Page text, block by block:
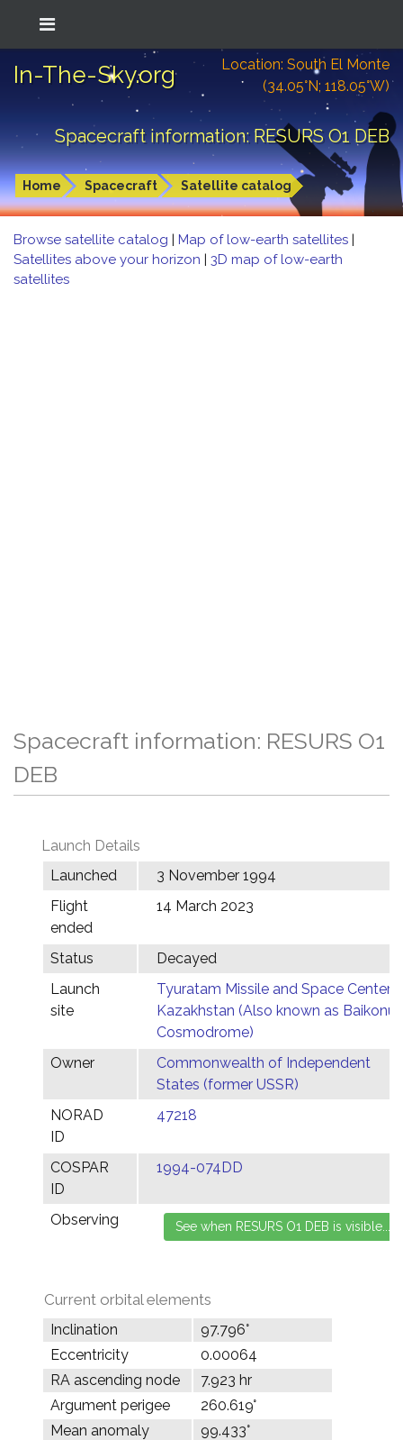
In-The-Sky.org
Location: South El Monte
(34.05°N; 118.05°W)
Spacecraft information: RESURS O1 DEB
Home Spacecraft Satellite catalog
Browse satellite catalog | Map of low-earth satellites |
Satellites above your horizon | 3D map of low-earth
satellites
Spacecraft information: RESURS O1
DEB
Launch Details
Launched
3 November 1994
Flight
ended
14 March 2023
Status
Decayed
Launch
site
Tyuratam Missile and Space Center,
Kazakhstan (Also known as Baikonur
Cosmodrome)
Owner
Commonwealth of Independent
States (former USSR)
NORAD
ID
47218
COSPAR
ID
1994-074DD
Observing
Current orbital elements
Inclination
97.796°
Eccentricity
0.00064
RA ascending node
7.923 hr
Argument perigee
260.619°
Mean anomaly
99.433°